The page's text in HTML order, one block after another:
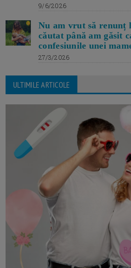
9/6/2026
Nu am vrut să renunț
căutat până am găsit
confesiunile unei
27/3/2026
ULTIMILE ARTICOLE